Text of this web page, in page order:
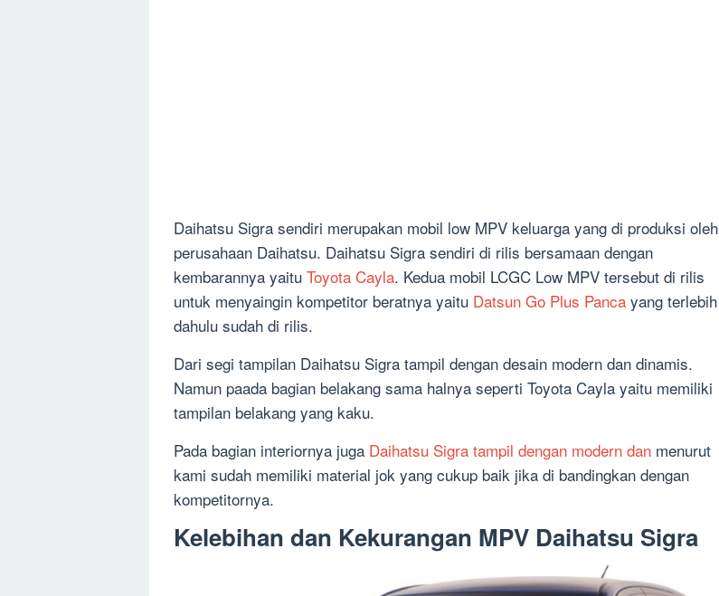
Daihatsu Sigra sendiri merupakan mobil low MPV keluarga yang di produksi oleh
perusahaan Daihatsu. Daihatsu Sigra sendiri di rilis bersamaan dengan
kembarannya yaitu Toyota Cayla. Kedua mobil LCGC Low MPV tersebut di rilis
untuk menyaingin kompetitor beratnya yaitu Datsun Go Plus Panca yang terlebih
dahulu sudah di rilis.
Dari segi tampilan Daihatsu Sigra tampil dengan desain modern dan dinamis.
Namun paada bagian belakang sama halnya seperti Toyota Cayla yaitu memiliki
tampilan belakang yang kaku.
Pada bagian interiornya juga Daihatsu Sigra tampil dengan modern dan menurut
kami sudah memiliki material jok yang cukup baik jika di bandingkan dengan
kompetitornya.
Kelebihan dan Kekurangan MPV Daihatsu Sigra